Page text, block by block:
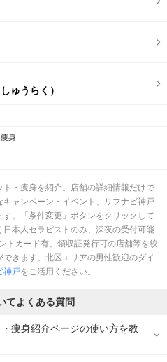
有資格者在籍
条件を変更
閉じる
ゅうらく）
身
・痩身を紹介。店舗の詳細情報だけで
ャンペーン・イベント、リフナビ神戸
。「条件変更」ボタンをクリックして
本人セラピストのみ、深夜の受付可能
トカード有、領収証発行可の店舗等を絞
きます。北区エリアの男性歓迎のダイ
神戸をご活用ください。
てよくある質問
痩身紹介ページの使い方を教